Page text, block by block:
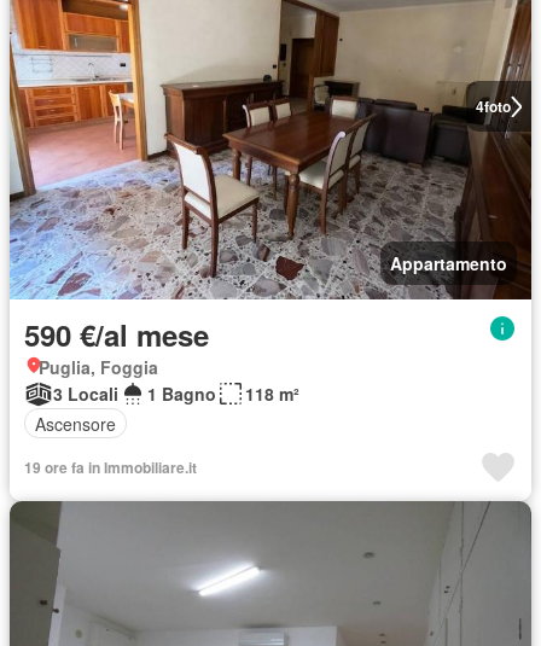
4foto
Appartamento
590 €/al mese
Puglia, Foggia
3 Locali
1 Bagno
118 m²
Ascensore
19 ore fa in Immobiliare.it